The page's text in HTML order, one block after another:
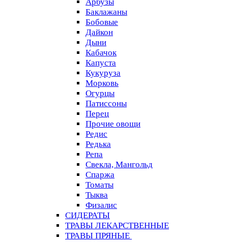
Баклажаны
Бобовые
Дайкон
Дыни
Кабачок
Капуста
Кукуруза
Морковь
Огурцы
Патиссоны
Перец
Прочие овощи
Редис
Редька
Репа
Свекла, Мангольд
Спаржа
Томаты
Тыква
Физалис
СИДЕРАТЫ
ТРАВЫ ЛЕКАРСТВЕННЫЕ
ТРАВЫ ПРЯНЫЕ